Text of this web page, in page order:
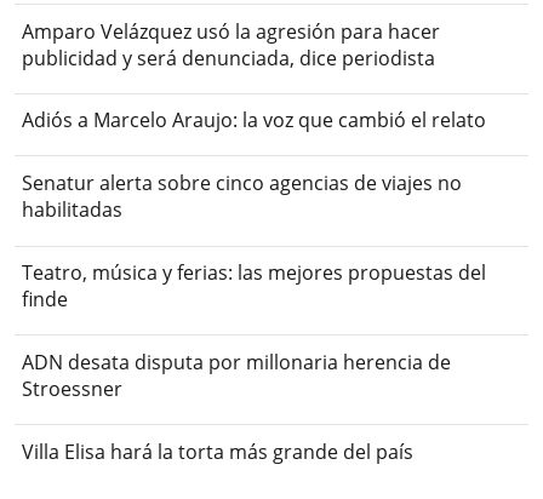
Amparo Velázquez usó la agresión para hacer
publicidad y será denunciada, dice periodista
Adiós a Marcelo Araujo: la voz que cambió el relato
Senatur alerta sobre cinco agencias de viajes no
habilitadas
Teatro, música y ferias: las mejores propuestas del
finde
ADN desata disputa por millonaria herencia de
Stroessner
Villa Elisa hará la torta más grande del país